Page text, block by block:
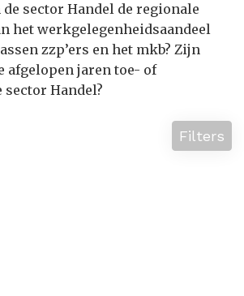
sector Handel de regionale
het werkgelegenheidsaandeel
zzp’ers en het mkb? Zijn
afgelopen jaren toe- of
sector Handel?
Filters